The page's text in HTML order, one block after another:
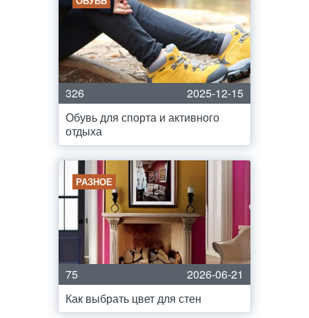
326
2025-12-15
Обувь для спорта и активного
отдыха
РАЗНОЕ
75
2026-06-21
Как выбрать цвет для стен